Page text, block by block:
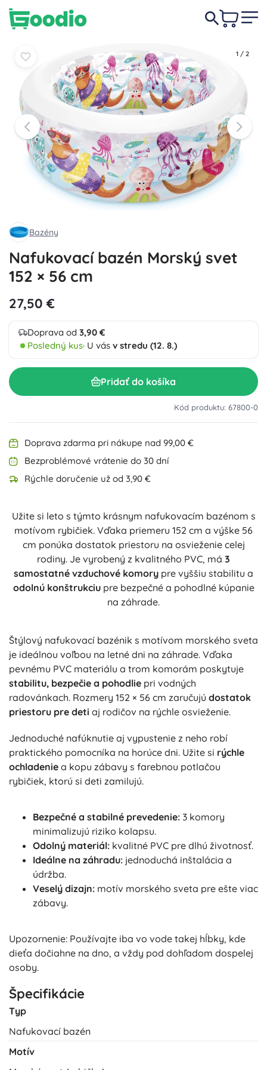
1 / 2
Bazény
Nafukovací bazén Morský svet
152 × 56 cm
27,50 €
Doprava od 3,90 €
Posledný kus· U vás v stredu (12. 8.)
Pridať do košíka
Kód produktu: 67800-0
Doprava zdarma pri nákupe nad 99,00 €
Bezproblémové vrátenie do 30 dní
Rýchle doručenie už od 3,90 €
Užite si leto s týmto krásnym nafukovacím bazénom s
motívom rybičiek. Vďaka priemeru 152 cm a výške 56
cm ponúka dostatok priestoru na osvieženie celej
rodiny. Je vyrobený z kvalitného PVC, má 3
samostatné vzduchové komory pre vyššiu stabilitu a
odolnú konštrukciupre bezpečné a pohodlné kúpanie
na záhrade.
Štýlový nafukovací bazénik s motívom morského sveta
je ideálnou voľbou na letné dni na záhrade. Vďaka
pevnému PVC materiálu a trom komorám poskytuje
stabilitu, bezpečie a pohodlie pri vodných
radovánkach. Rozmery 152 × 56 cm zaručujú dostatok
priestoru pre deti aj rodičov na rýchle osvieženie.
Jednoduché nafúknutie aj vypustenie z neho robí
praktického pomocníka na horúce dni. Užite si rýchle
ochladenie a kopu zábavy s farebnou potlačou
rybičiek, ktorú si deti zamilujú.
Bezpečné a stabilné prevedenie: 3 komory
minimalizujú riziko kolapsu.
Odolný materiál: kvalitné PVC pre dlhú životnosť.
Ideálne na záhradu: jednoduchá inštalácia a
údržba.
Veselý dizajn: motív morského sveta pre ešte viac
zábavy.
Upozornenie: Používajte iba vo vode takej hĺbky, kde
dieťa dočiahne na dno, a vždy pod dohľadom dospelej
osoby.
Špecifikácie
Typ
Nafukovací bazén
Motív
27,50 € Do košíka